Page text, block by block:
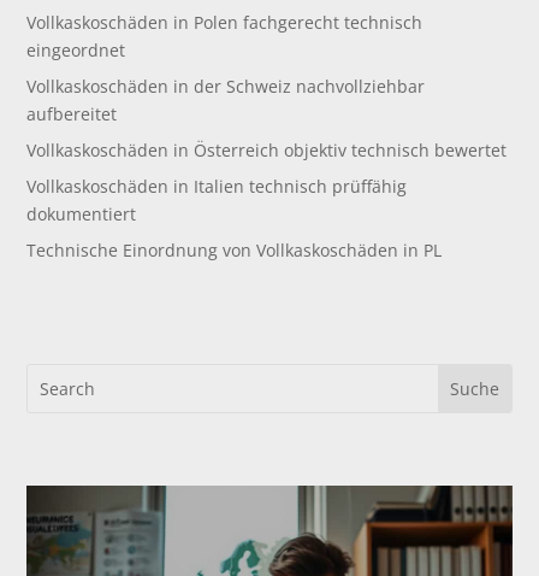
Vollkaskoschäden in Polen fachgerecht technisch
eingeordnet
Vollkaskoschäden in der Schweiz nachvollziehbar
aufbereitet
Vollkaskoschäden in Österreich objektiv technisch bewertet
Vollkaskoschäden in Italien technisch prüffähig
dokumentiert
Technische Einordnung von Vollkaskoschäden in PL